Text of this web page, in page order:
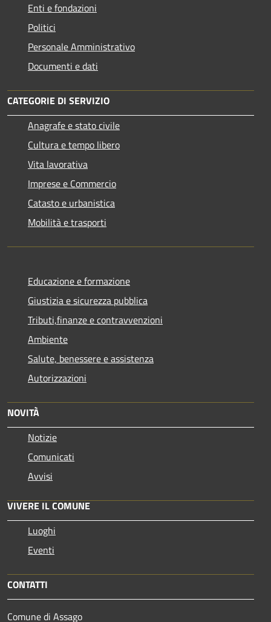
Enti e fondazioni
Politici
Personale Amministrativo
Documenti e dati
CATEGORIE DI SERVIZIO
Anagrafe e stato civile
Cultura e tempo libero
Vita lavorativa
Imprese e Commercio
Catasto e urbanistica
Mobilità e trasporti
Educazione e formazione
Giustizia e sicurezza pubblica
Tributi,finanze e contravvenzioni
Ambiente
Salute, benessere e assistenza
Autorizzazioni
NOVITÀ
Notizie
Comunicati
Avvisi
VIVERE IL COMUNE
Luoghi
Eventi
CONTATTI
Comune di Assago